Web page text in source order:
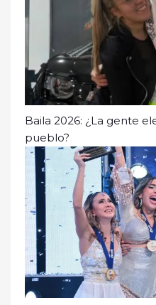
Baila 2026: ¿La gente
pueblo?